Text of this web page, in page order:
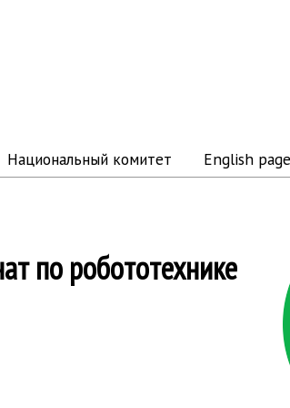
Национальный комитет English page
по робототехнике